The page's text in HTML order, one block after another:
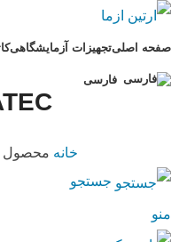
صفحه اصلیتجهیزات آزمایشگاهی
فارسی
جستجو
منو
خانه محصول brand